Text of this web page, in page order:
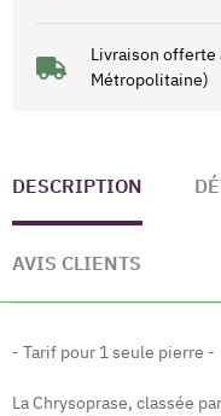
Livraison offerte
Métropolitaine)
DESCRIPTION
AVIS CLIENTS
- Tarif pour 1 seule pierre -
La Chrysoprase, classée